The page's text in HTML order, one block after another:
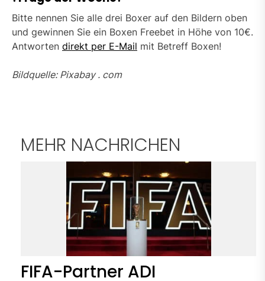
Bitte nennen Sie alle drei Boxer auf den Bildern oben
und gewinnen Sie ein Boxen Freebet in Höhe von 10€.
Antworten direkt per E-Mail mit Betreff Boxen!
Bildquelle: Pixabay . com
MEHR NACHRICHEN
FIFA-Partner ADI